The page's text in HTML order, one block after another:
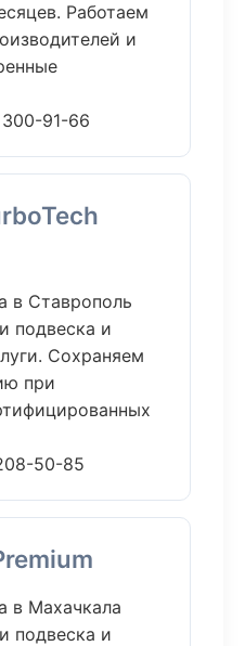
Работаем
и
91-66
в Ставрополь
подвеска и
Сохраняем
при
50-85
в Махачкала
подвеска и